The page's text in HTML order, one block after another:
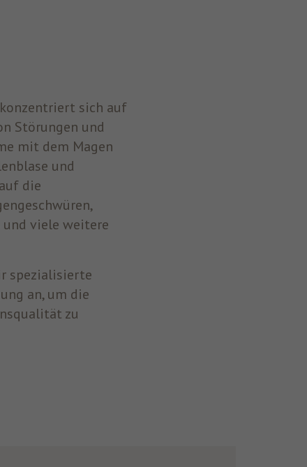
sich auf
Störungen und
mit dem Magen
und
die
und viele weitere
spezialisierte
an, um die
zu